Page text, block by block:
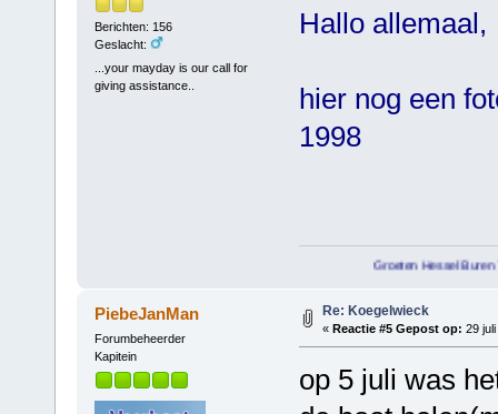
Berichten: 156
Geslacht:
...your mayday is our call for
giving assistance..
Hallo allemaal,
hier nog een
1998
Groeten Hessel Buren Terschelling
PiebeJanMan
Forumbeheerder
Kapitein
Re: Koegelwieck
« Reactie #5 Gepost op: 29
op 5 juli was